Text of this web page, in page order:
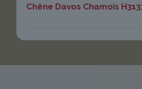
Chêne Davos Chamois